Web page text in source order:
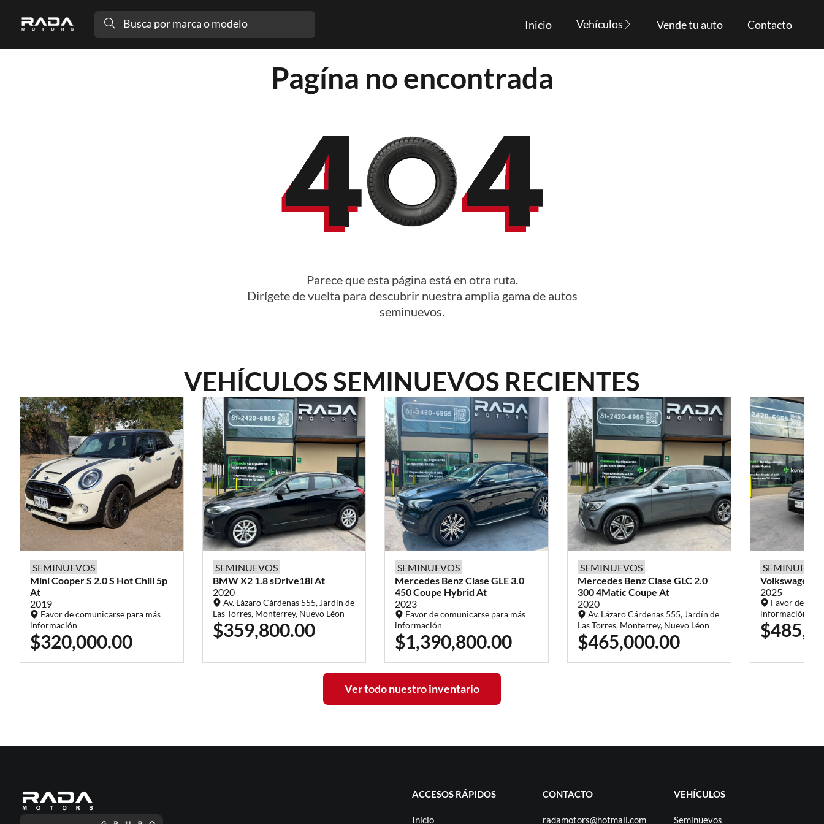
Busca por marca o modelo Inicio Vehículos Vende tu auto Contacto
Pagína no encontrada
Parece que esta página está en otra ruta.
Dirígete de vuelta para descubrir nuestra amplia gama de autos
seminuevos.
VEHÍCULOS SEMINUEVOS RECIENTES
SEMINUEVOS
MiniCooper S 2.0 S Hot Chili 5p
At
2019
Favor de comunicarse para más
información
$320,000.00
SEMINUEVOS
BMWX2 1.8 sDrive18i At
2020
Av. Lázaro Cárdenas 555, Jardín de
Las Torres, Monterrey, Nuevo Léon
$359,800.00
SEMINUEVOS
Mercedes Benz Clase GLE 3.0
450 Coupe Hybrid At
2023
Favor de comunicarse para más
información
$1,390,800.00
SEMINUEVOS
Mercedes Benz Clase GLC 2.0
300 4Matic Coupe At
2020
Av. Lázaro Cárdenas 555, Jardín de
Las Torres, Monterrey, Nuevo Léon
$465,000.00
Volkswagen
2025
Favor de
información
Ver todo nuestro inventario
ACCESOS RÁPIDOS
Inicio
CONTACTO
radamotors@hotmail.com
VEHÍCULOS
Seminuevos